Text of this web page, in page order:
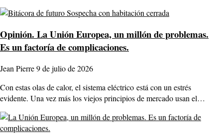
Opinión. La Unión Europea, un millón de problemas.
Es un factoría de complicaciones.
Jean Pierre9 de julio de 2026
Con estas olas de calor, el sistema eléctrico está con un estrés
evidente. Una vez más los viejos principios de mercado usan el…